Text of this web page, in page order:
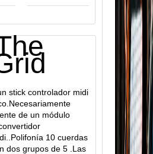
stick controlador midi
de un módulo
10 cuerdas
dos grupos de 5 .Las